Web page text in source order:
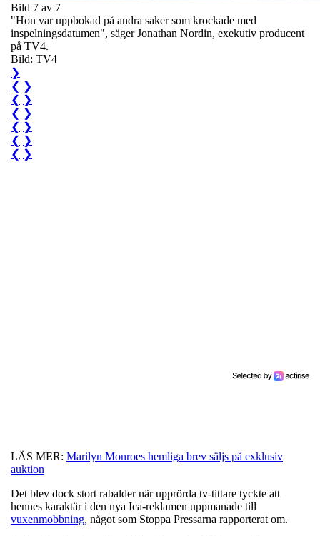
Bild 7 av 7
"Hon var uppbokad på andra saker som krockade med
inspelningsdatumen", säger Jonathan Nordin, exekutiv producent
på TV4.
Bild: TV4
❯
❮ ❯
❮ ❯
❮ ❯
❮ ❯
❮ ❯
❮ ❯
LÄS MER: Marilyn Monroes hemliga brev säljs på exklusiv
auktion
Det blev dock stort rabalder när upprörda tv-tittare tyckte att
hennes karaktär i den nya Ica-reklamen uppmanade till
vuxenmobbning, något som Stoppa Pressarna rapporterat om.